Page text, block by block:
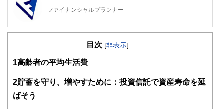
ファイナンシャルプランナー
FinancialField編集部は、金融、経済に関する記事を、日々
知識がない方でも理解できるようわかりやすく発信していま
得者を中心に「お金や暮らし」に関する書籍・雑誌の編集経
験者で構成され、企画立案から記事掲載まですべての工程に
目次 [非表示]
1 高齢者の平均生活費
2貯蓄を守り、増やすために：投資信託で資産寿命を延
ばそう